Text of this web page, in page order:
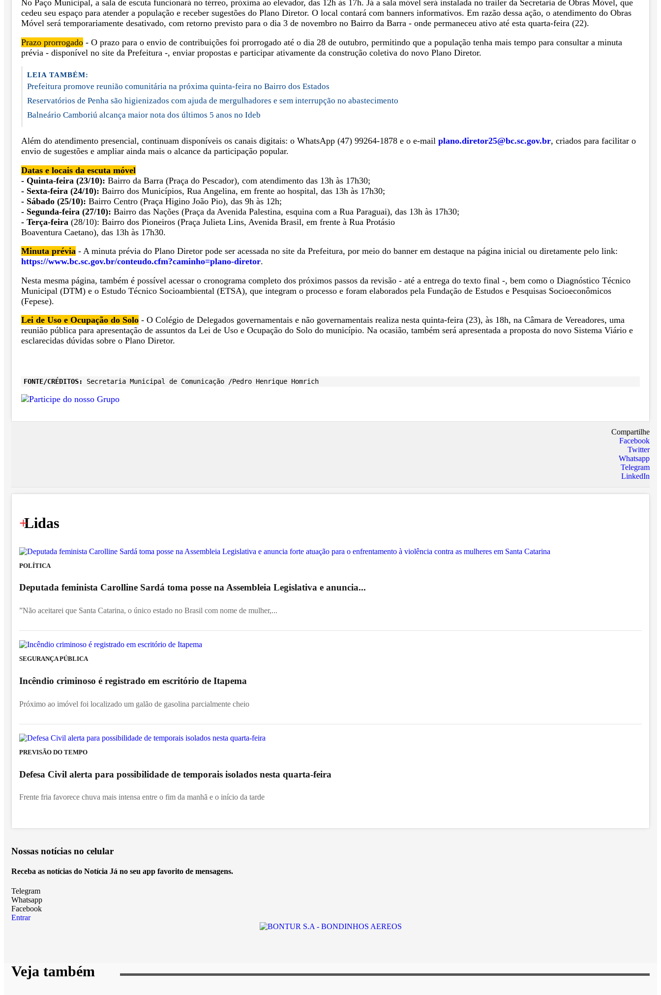
No Paço Municipal, a sala de escuta funcionará no térreo, próxima ao elevador, das 12h às 17h. Já a sala móvel será instalada no trailer da Secretaria de Obras Móvel, que
cedeu seu espaço para atender a população e receber sugestões do Plano Diretor. O local contará com banners informativos. Em razão dessa ação, o atendimento do Obras
Móvel será temporariamente desativado, com retorno previsto para o dia 3 de novembro no Bairro da Barra - onde permaneceu ativo até esta quarta-feira (22).
Prazo prorrogado - O prazo para o envio de contribuições foi prorrogado até o dia 28 de outubro, permitindo que a população tenha mais tempo para consultar a minuta
prévia - disponível no site da Prefeitura -, enviar propostas e participar ativamente da construção coletiva do novo Plano Diretor.
LEIA TAMBÉM:
Prefeitura promove reunião comunitária na próxima quinta-feira no Bairro dos Estados
Reservatórios de Penha são higienizados com ajuda de mergulhadores e sem interrupção no abastecimento
Balneário Camboriú alcança maior nota dos últimos 5 anos no Ideb
Além do atendimento presencial, continuam disponíveis os canais digitais: o WhatsApp (47) 99264-1878 e o e-mail plano.diretor25@bc.sc.gov.br, criados para facilitar o
envio de sugestões e ampliar ainda mais o alcance da participação popular.
Datas e locais da escuta móvel
- Quinta-feira (23/10): Bairro da Barra (Praça do Pescador), com atendimento das 13h às 17h30;
- Sexta-feira (24/10): Bairro dos Municípios, Rua Angelina, em frente ao hospital, das 13h às 17h30;
- Sábado (25/10): Bairro Centro (Praça Higino João Pio), das 9h às 12h;
- Segunda-feira (27/10): Bairro das Nações (Praça da Avenida Palestina, esquina com a Rua Paraguai), das 13h às 17h30;
- Terça-feira (28/10): Bairro dos Pioneiros (Praça Julieta Lins, Avenida Brasil, em frente à Rua Protásio
Boaventura Caetano), das 13h às 17h30.
Minuta prévia - A minuta prévia do Plano Diretor pode ser acessada no site da Prefeitura, por meio do banner em destaque na página inicial ou diretamente pelo link:
https://www.bc.sc.gov.br/conteudo.cfm?caminho=plano-diretor.
Nesta mesma página, também é possível acessar o cronograma completo dos próximos passos da revisão - até a entrega do texto final -, bem como o Diagnóstico Técnico
Municipal (DTM) e o Estudo Técnico Socioambiental (ETSA), que integram o processo e foram elaborados pela Fundação de Estudos e Pesquisas Socioeconômicos
(Fepese).
Lei de Uso e Ocupação do Solo - O Colégio de Delegados governamentais e não governamentais realiza nesta quinta-feira (23), às 18h, na Câmara de Vereadores, uma
reunião pública para apresentação de assuntos da Lei de Uso e Ocupação do Solo do município. Na ocasião, também será apresentada a proposta do novo Sistema Viário e
esclarecidas dúvidas sobre o Plano Diretor.
FONTE/CRÉDITOS: Secretaria Municipal de Comunicação /Pedro Henrique Homrich
Compartilhe
Facebook
Twitter
Whatsapp
Telegram
LinkedIn
+
Lidas
POLÍTICA
Deputada feminista Carolline Sardá toma posse na Assembleia Legislativa e anuncia...
”Não aceitarei que Santa Catarina, o único estado no Brasil com nome de mulher,...
SEGURANÇA PÚBLICA
Incêndio criminoso é registrado em escritório de Itapema
Próximo ao imóvel foi localizado um galão de gasolina parcialmente cheio
PREVISÃO DO TEMPO
Defesa Civil alerta para possibilidade de temporais isolados nesta quarta-feira
Frente fria favorece chuva mais intensa entre o fim da manhã e o início da tarde
Nossas notícias no celular
Receba as notícias do Notícia Já no seu app favorito de mensagens.
Telegram
Whatsapp
Facebook
Entrar
Veja também